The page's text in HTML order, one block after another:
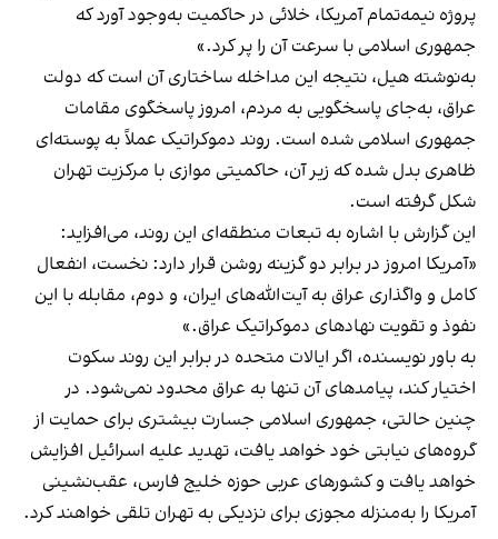
پروژه نیمه‌تمام آمریکا، خلائی در حاکمیت به‌وجود آورد که
جمهوری اسلامی با سرعت آن را پر کرد.»
به‌نوشته هیل، نتیجه این مداخله ساختاری آن است که دولت
عراق، به‌جای پاسخگویی به مردم، امروز پاسخگوی مقامات
جمهوری اسلامی شده است. روند دموکراتیک عملاً به پوسته‌ای
ظاهری بدل شده که زیر آن، حاکمیتی موازی با مرکزیت تهران
شکل گرفته است.
این گزارش با اشاره به تبعات منطقه‌ای این روند، می‌افزاید:
«آمریکا امروز در برابر دو گزینه روشن قرار دارد: نخست، انفعال
کامل و واگذاری عراق به آیت‌الله‌های ایران، و دوم، مقابله با این
نفوذ و تقویت نهادهای دموکراتیک عراق.»
به باور نویسنده، اگر ایالات متحده در برابر این روند سکوت
اختیار کند، پیامدهای آن تنها به عراق محدود نمی‌شود. در
چنین حالتی، جمهوری اسلامی جسارت بیشتری برای حمایت از
گروه‌های نیابتی خود خواهد یافت، تهدید علیه اسرائیل افزایش
خواهد یافت و کشورهای عربی حوزه خلیج فارس، عقب‌نشینی
آمریکا را به‌منزله مجوزی برای نزدیکی به تهران تلقی خواهند کرد.